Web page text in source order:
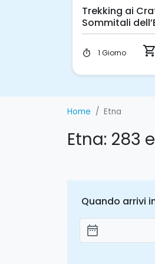
Trekking ai
Sommitali
Pick-up da
timer 1 Giorno shopping_cart
Home Etna
Etna: 283
Quando arrivi
Aggiungi le date
date_range